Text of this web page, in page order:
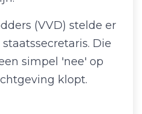
(VVD) stelde er
Die
simpel 'nee' op
klopt.